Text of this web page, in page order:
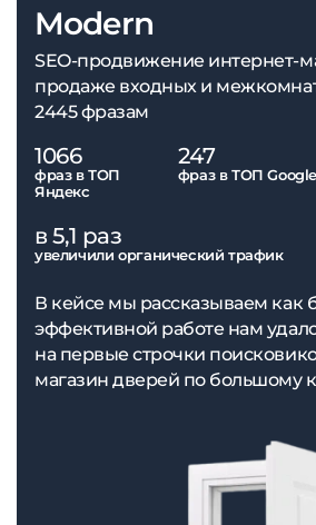
Modern
SEO-продвижение интернет-
продаже входных и
2445 фразам
1066
фраз в ТОП
Яндекс
247
фраз в ТОП Google
в 5,1 раз
увеличили органический трафик
В кейсе мы рассказываем как
эффективной работе нам
на первые строчки
магазин дверей по большому